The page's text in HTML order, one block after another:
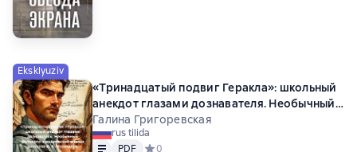
Eksklyuziv
«Тринадцатый подвиг Геракла»: школьный
анекдот глазами дознавателя. Необычный
филолого-юридический анализ рассказа Ф.
А. Искандера
Галина Григоревская
rus tilida
Matn
PDF
PDF Средний рейтинг 0 на основе 0 оценок
0